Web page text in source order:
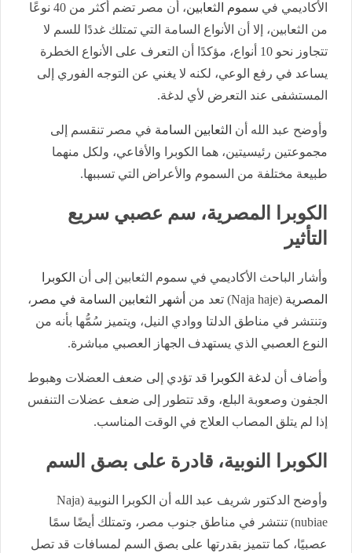
الأكاديمي في سموم الثعابين
، أن مصر تضم أكثر من 40 نوعًا
من الثعابين، إلا أن الأنواع السامة التي تمتلك غددًا للسم لا
تتجاوز نحو 10 أنواع، مؤكدًا أن التعرف على الأنواع الخطرة
يساعد في رفع الوعي، لكنه لا يغني عن التوجه الفوري إلى
المستشفى عند التعرض لأي لدغة.
وأوضح عبد الله أن الثعابين السامة في مصر تنقسم إلى
مجموعتين رئيسيتين، هما الكوبرا والأفاعي، ولكل منهما
طبيعة مختلفة من السموم والأعراض التي تسببها.
الكوبرا المصرية، سم عصبي سريع
التأثير
وأشار الباحث الأكاديمي في سموم الثعابين إلى أن الكوبرا
المصرية (Naja haje) تعد من أشهر الثعابين السامة في مصر ،
وتنتشر في مناطق الدلتا ووادي النيل، ويتميز سُمُّها بأنه من
النوع العصبي الذي يستهدف الجهاز العصبي مباشرة.
وأضاف أن لدغة الكوبرا
قد تؤدي إلى ضعف العضلات وهبوط
الجفون وصعوبة البلع، وقد تتطور إلى ضعف عضلات التنفس
إذا لم يتلق المصاب العلاج في الوقت المناسب.
الكوبرا النوبية، قادرة على بصق السم
وأوضح الدكتور شريف عبد الله أن الكوبرا النوبية (Naja
nubiae) تنتشر في مناطق جنوب مصر، وتمتلك أيضًا سمًا
عصبيًا، كما تتميز بقدرتها على بصق السم لمسافات قد تصل